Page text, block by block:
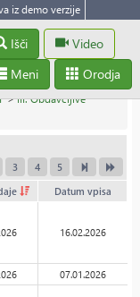
iz demo verzije
Išči
Video
Orodja
Meni
>III. Obdavčljive
3 4 5
Datum vpisa
16.02.2026
07.01.2026